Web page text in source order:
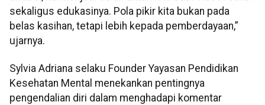
sekaligus edukasinya. Pola pikir kita bukan pada
belas kasihan, tetapi lebih kepada pemberdayaan,”
ujarnya.
Sylvia Adriana selaku Founder Yayasan Pendidikan
Kesehatan Mental menekankan pentingnya
pengendalian diri dalam menghadapi komentar